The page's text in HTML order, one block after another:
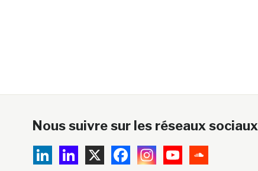
Nous suivre sur les réseaux sociaux